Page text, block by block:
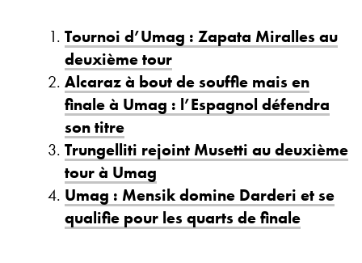
Tournoi d’Umag : Zapata Miralles au
deuxième tour
Alcaraz à bout de souffle mais en
finale à Umag : l’Espagnol défendra
son titre
Trungelliti rejoint Musetti au deuxième
tour à Umag
Umag : Mensik domine Darderi et se
qualifie pour les quarts de finale